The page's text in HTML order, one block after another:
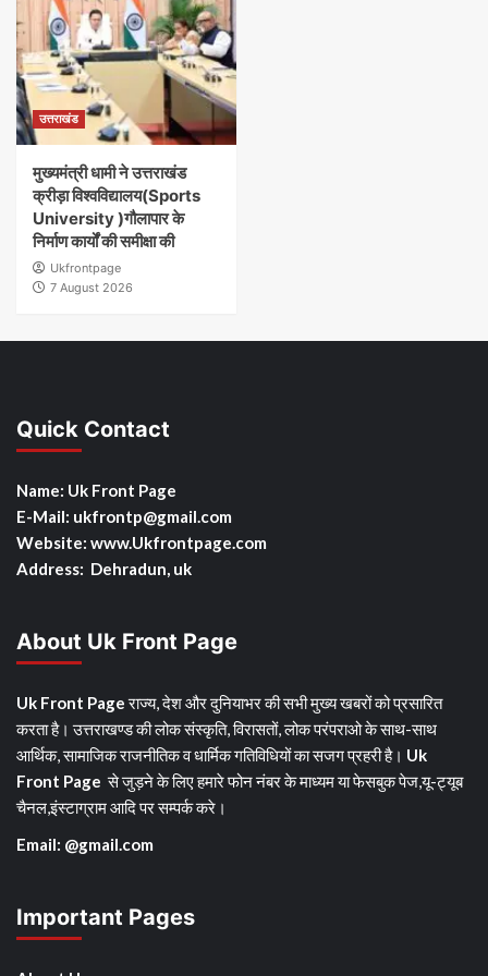
उत्तराखंड
मुख्यमंत्री धामी ने उत्तराखंड
क्रीड़ा विश्वविद्यालय(Sports
University )गौलापार के
निर्माण कार्यों की समीक्षा की
Ukfrontpage
7 August 2026
Quick Contact
Name: Uk Front Page
E-Mail: ukfrontp@gmail.com
Website: www.Ukfrontpage.com
Address: Dehradun, uk
About Uk Front Page
Uk Front Pageराज्य, देश और दुनियाभर की सभी मुख्य खबरों को प्रसारित
करता है। उत्तराखण्ड की लोक संस्कृति, विरासतों, लोक परंपराओ के साथ-साथ
आर्थिक, सामाजिक राजनीतिक व धार्मिक गतिविधियों का सजग प्रहरी है। Uk
Front Page से जुड़ने के लिए हमारे फोन नंबर के माध्यम या फेसबुक पेज,यू-ट्यूब
चैनल,इंस्टाग्राम आदि पर सम्पर्क करे।
Email: @gmail.com
Important Pages